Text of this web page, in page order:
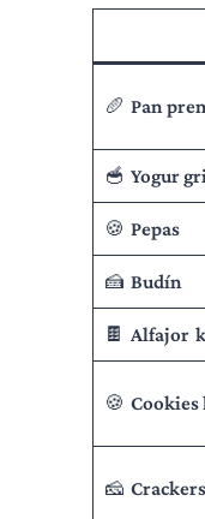
🥖 Pan
🥣 Yogur
🍪 Pepas
🍰 Budín
🍫 Alfajor
🍪 Cookies
🧀